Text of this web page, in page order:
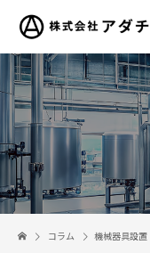
コラム 機械器具設置